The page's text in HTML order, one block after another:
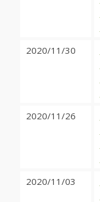
2020/11/30
2020/11/26
2020/11/03